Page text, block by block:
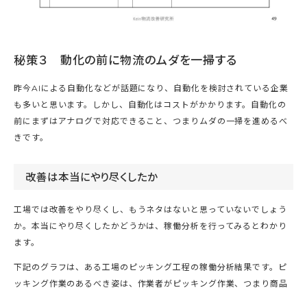
秘策３ 動化の前に物流のムダを一掃する
昨今AIによる自動化などが話題になり、自動化を検討されている企業
も多いと思います。しかし、自動化はコストがかかります。自動化の
前にまずはアナログで対応できること、つまりムダの一掃を進めるべ
きです。
改善は本当にやり尽くしたか
工場では改善をやり尽くし、もうネタはないと思っていないでしょう
か。本当にやり尽くしたかどうかは、稼働分析を行ってみるとわかり
ます。
下記のグラフは、ある工場のピッキング工程の稼働分析結果です。ピ
ッキング作業のあるべき姿は、作業者がピッキング作業、つまり商品